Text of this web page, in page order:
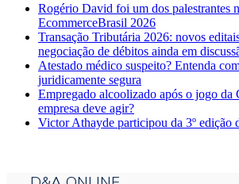
Rogério David foi um dos palestrantes
EcommerceBrasil 2026
Transação Tributária 2026: novos
negociação de débitos ainda em
Atestado médico suspeito? Entenda
juridicamente segura
Empregado alcoolizado após o jogo da
empresa deve agir?
Victor Athayde participou da 3º edição